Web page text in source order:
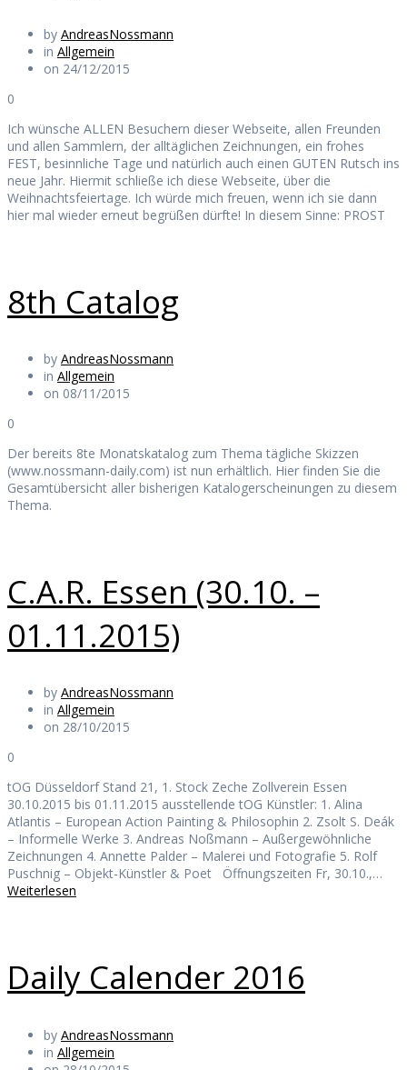
by AndreasNossmann
in Allgemein
on 24/12/2015
0
Ich wünsche ALLEN Besuchern dieser Webseite, allen Freunden
und allen Sammlern, der alltäglichen Zeichnungen, ein frohes
FEST, besinnliche Tage und natürlich auch einen GUTEN Rutsch ins
neue Jahr. Hiermit schließe ich diese Webseite, über die
Weihnachtsfeiertage. Ich würde mich freuen, wenn ich sie dann
hier mal wieder erneut begrüßen dürfte! In diesem Sinne: PROST
8th Catalog
by AndreasNossmann
in Allgemein
on 08/11/2015
0
Der bereits 8te Monatskatalog zum Thema tägliche Skizzen
(www.nossmann-daily.com) ist nun erhältlich. Hier finden Sie die
Gesamtübersicht aller bisherigen Katalogerscheinungen zu diesem
Thema.
C.A.R. Essen (30.10. –
01.11.2015)
by AndreasNossmann
in Allgemein
on 28/10/2015
0
tOG Düsseldorf Stand 21, 1. Stock Zeche Zollverein Essen
30.10.2015 bis 01.11.2015 ausstellende tOG Künstler: 1. Alina
Atlantis – European Action Painting & Philosophin 2. Zsolt S. Deák
– Informelle Werke 3. Andreas Noßmann – Außergewöhnliche
Zeichnungen 4. Annette Palder – Malerei und Fotografie 5. Rolf
Puschnig – Objekt-Künstler & Poet Öffnungszeiten Fr, 30.10.,…
Weiterlesen
Daily Calender 2016
by AndreasNossmann
in Allgemein